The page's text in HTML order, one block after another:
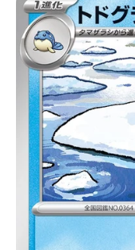
カ
ー
ド
シ
ョ
ッ
プ
ホ
ビ
ビ
通
販